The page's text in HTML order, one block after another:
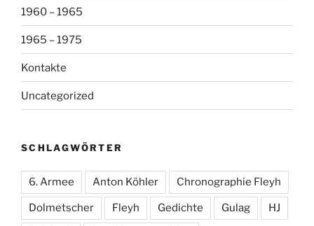
1960 – 1965
1965 – 1975
Kontakte
Uncategorized
SCHLAGWÖRTER
6. Armee Anton Köhler Chronographie Fleyh
Dolmetscher Fleyh Gedichte Gulag HJ